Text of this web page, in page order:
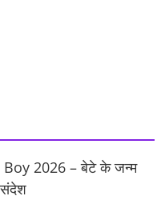
2026 – बेटे के जन्म
संदेश